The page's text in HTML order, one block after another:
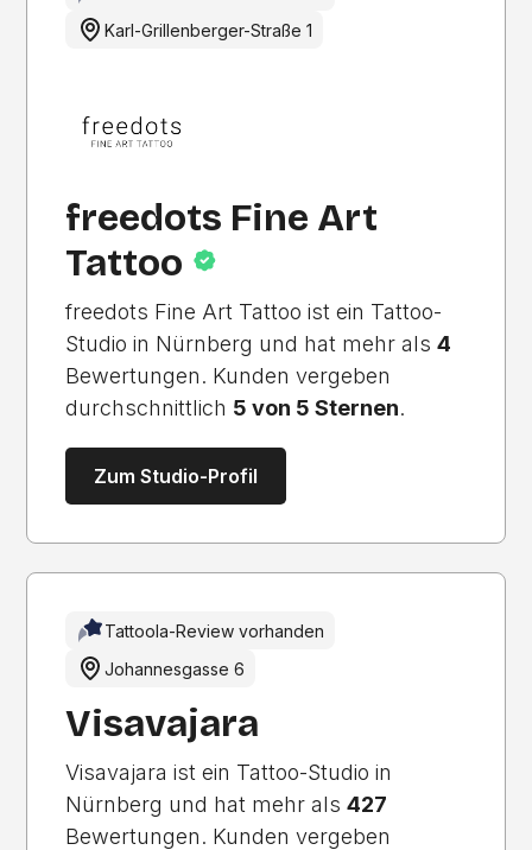
Karl-Grillenberger-Straße 1
freedots Fine Art
Tattoo
freedots Fine Art Tattoo ist ein Tattoo-
Studio in Nürnberg und hat mehr als4
Bewertungen. Kunden vergeben
durchschnittlich 5 von 5 Sternen.
Zum Studio-Profil
Tattoola-Review vorhanden
Johannesgasse 6
Visavajara
Visavajara ist ein Tattoo-Studio in
Nürnberg und hat mehr als427
Bewertungen. Kunden vergeben